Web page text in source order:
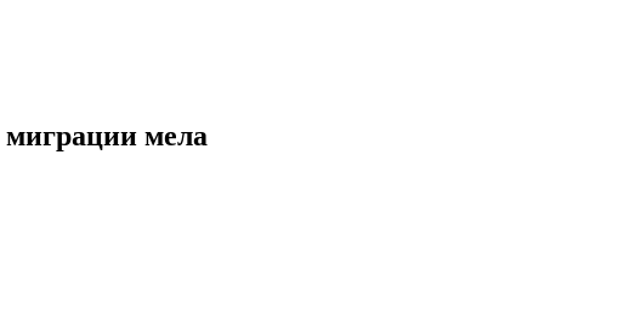
мела